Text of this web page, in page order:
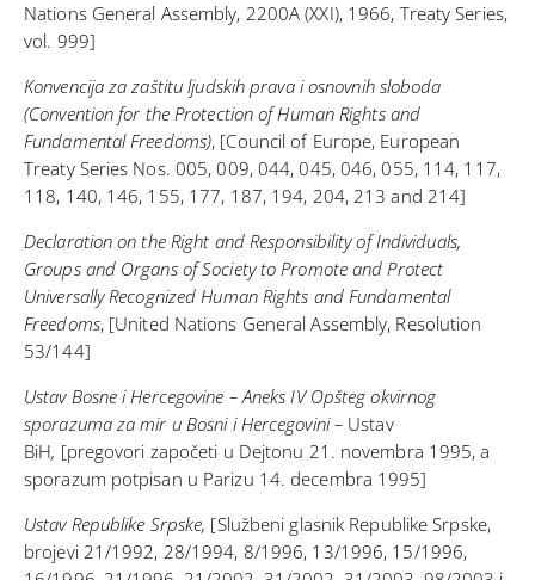
Nations General Assembly, 2200A (XXI), 1966, Treaty Series,
vol. 999]
Konvencija za zaštitu ljudskih prava i osnovnih sloboda
(Convention for the Protection of Human Rights and
Fundamental Freedoms), [Council of Europe, European
Treaty Series Nos. 005, 009, 044, 045, 046, 055, 114, 117,
118, 140, 146, 155, 177, 187, 194, 204, 213 and 214]
Declaration on the Right and Responsibility of Individuals,
Groups and Organs of Society to Promote and Protect
Universally Recognized Human Rights and Fundamental
Freedoms, [United Nations General Assembly, Resolution
53/144]
Ustav Bosne i Hercegovine – Aneks IV Opšteg okvirnog
sporazuma za mir u Bosni i Hercegovini – Ustav
BiH, [pregovori započeti u Dejtonu 21. novembra 1995, a
sporazum potpisan u Parizu 14. decembra 1995]
Ustav Republike Srpske, [Službeni glasnik Republike Srpske,
brojevi 21/1992, 28/1994, 8/1996, 13/1996, 15/1996,